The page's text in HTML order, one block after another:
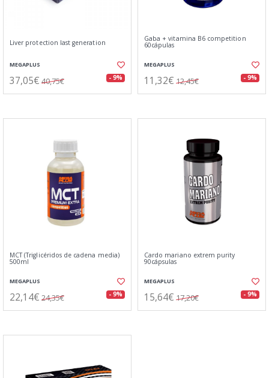
Liver protection last generation
MEGAPLUS
37,05€ 40,75€ - 9%
Gaba + vitamina B6 competition
60cápulas
MEGAPLUS
11,32€ 12,45€ - 9%
MCT (Triglicéridos de cadena media)
500ml
MEGAPLUS
22,14€ 24,35€ - 9%
Cardo mariano extrem purity
90cápsulas
MEGAPLUS
15,64€ 17,20€ - 9%